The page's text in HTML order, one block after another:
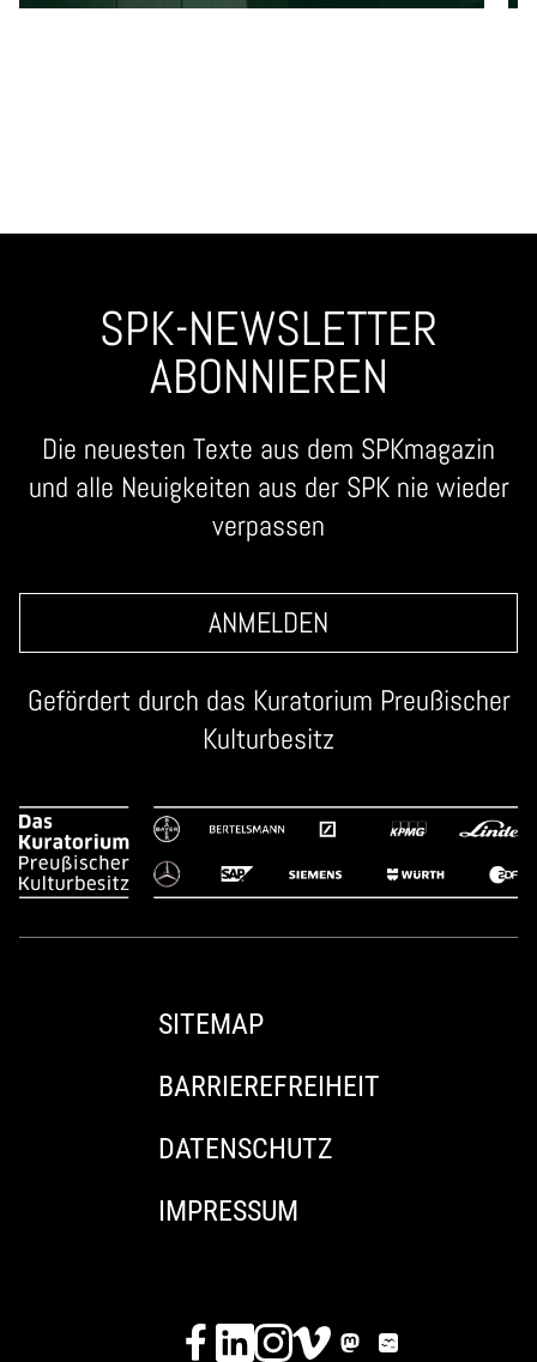
SPK-NEWSLETTER
ABONNIEREN
Die neuesten Texte aus dem SPKmagazin
und alle Neuigkeiten aus der SPK nie wieder
verpassen
ANMELDEN
Gefördert durch das Kuratorium Preußischer
Kulturbesitz
SITEMAP
BARRIEREFREIHEIT
DATENSCHUTZ
IMPRESSUM